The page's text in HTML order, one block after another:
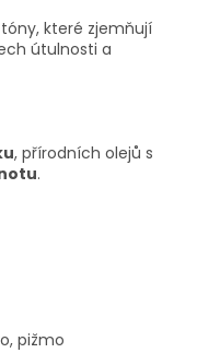
které zjemňují
útulnosti a
, přírodních olejů s
.
pižmo